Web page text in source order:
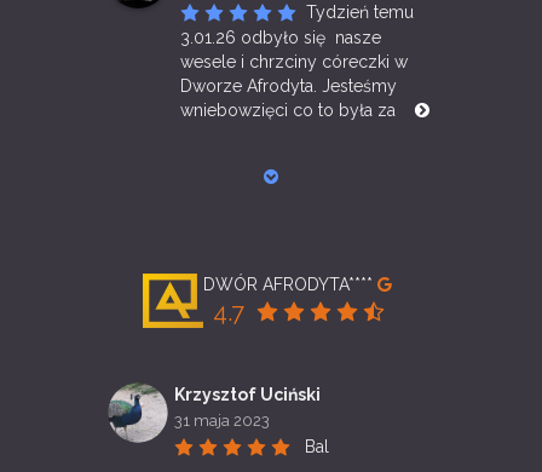
Tydzień temu
3.01.26 odbyło się  nasze
wesele i chrzciny córeczki w
Dworze Afrodyta. Jesteśmy
wniebowzięci co to była za
DWÓR AFRODYTA****
4.7
Krzysztof Uciński
31 maja 2023
Bal